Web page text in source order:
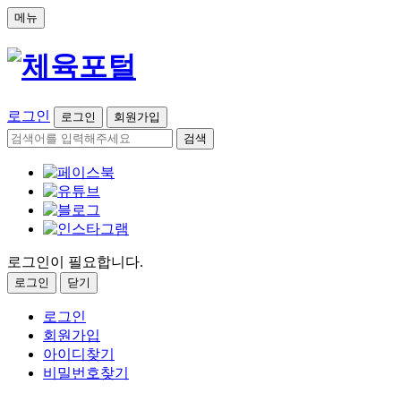
메뉴
로그인 로그인
회원가입
검색
로그인이 필요합니다.
로그인 닫기
로그인
회원가입
아이디찾기
비밀번호찾기